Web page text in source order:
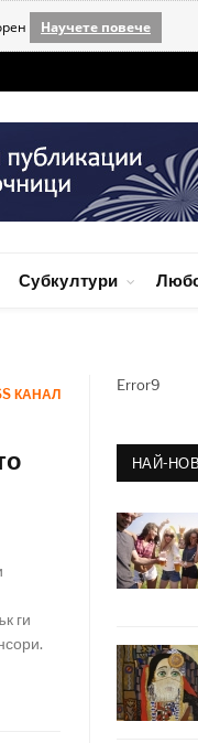
Научете повече
Субкултури
КАНАЛ
ги
Error9
НАЙ-